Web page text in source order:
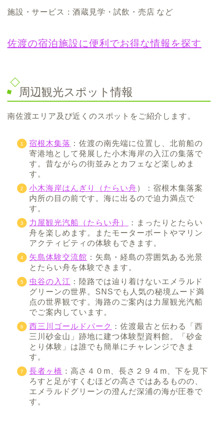
施設・サービス：酒蔵見学・試飲・売店 など
佐渡の宿泊施設に便利でお得な情報を探す
周辺観光スポット情報
南佐渡エリア及び近くのスポットをご紹介します。
宿根木集落 ：佐渡の南先端に位置し、北前船の
寄港地として発展した小木海岸の入江の集落で
す。昔ながらの街並みとカフェなど楽しめま
す。
小木海岸はんぎり（たらい舟）：宿根木集落案
内所の目の前です。海に出るので迫力満点で
す。
力屋観光汽船（たらい舟）
：まったりとたらい
舟を楽しめます。またモーターボートやマリン
アクティビティの体験もできます。
矢島体験交流館 ：矢島・経島の雰囲気ある光景
とたらい舟を体験できます。
虫谷の入江 ：陸路では辿り着けないエメラルド
グリーンの世界。SNSでも人気の秘境ムード満
点の世界観です。海路のご案内は力屋観光汽船
でご案内しています。
西三川ゴールドパーク
：佐渡最古と伝わる「西
三川砂金山」跡地に建つ体験型資料館。「砂金
とり体験」は誰でも簡単にチャレンジできま
す。
長者ヶ橋 ：高さ４０m、長さ２９４m、下を見下
ろすと足がすくむほどの高さではあるものの、
エメラルドグリーンの澄んだ深浦の海が圧巻で
す。